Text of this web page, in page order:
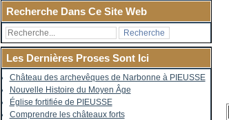
Recherche Dans Ce Site Web
Les Dernières Proses Sont Ici
Château des archevêques de Narbonne à PIEUSSE
Nouvelle Histoire du Moyen Âge
Église fortifiée de PIEUSSE
Comprendre les châteaux forts